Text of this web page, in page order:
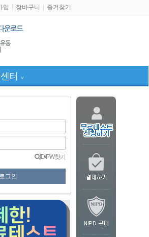
입 장바구니 즐겨찾기
터 ∨
ID/PW찾기
그인